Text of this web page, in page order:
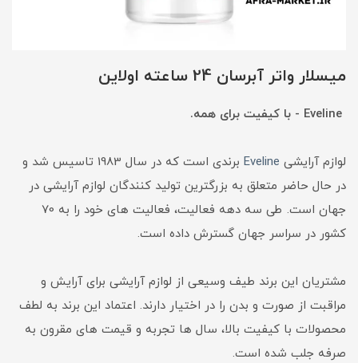
میسلار واتر آبرسان 24 ساعته اولاین
Eveline - با کیفیت برای همه.
لوازم آرایشی Eveline
برندی است که در سال 1983 تاسیس شد و
در حال حاضر متعلق به بزرگترین تولید کنندگان لوازم آرایشی در
جهان است. طی سه دهه فعالیت، فعالیت های خود را به 70
کشور در سراسر جهان گسترش داده است.
مشتریان این برند طیف وسیعی از لوازم آرایشی برای آرایش و
مراقبت از صورت و بدن را در اختیار دارند. اعتماد این برند به لطف
محصولات با کیفیت بالا، سال ها تجربه و قیمت های مقرون به
صرفه جلب شده است.